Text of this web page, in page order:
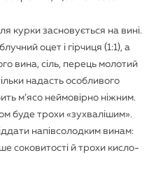
курки засновується на вині.
оцет і гірчиця (1:1), а
вина, сіль, перець молотий
надасть особливого
м’ясо неймовірно ніжним.
буде трохи «зухвалішим».
напівсолодким винам:
соковитості й трохи кисло-